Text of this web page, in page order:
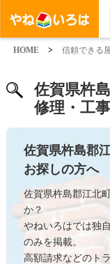
HOME > 信頼できる
佐賀県杵
修理・工
佐賀県杵島郡
お探しの方へ
佐賀県杵島郡江北
か？
やねいろはでは独
のみを掲載。
高額請求などのト